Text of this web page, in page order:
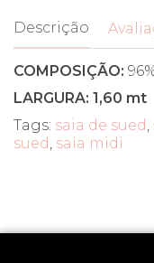
Descrição
COMPOSIÇÃO:
LARGURA: 1,60 mt
Tags: saia de sued ,
sued , saia midi